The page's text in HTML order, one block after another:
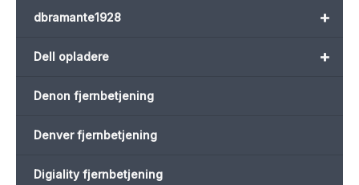
+
dbramante1928
+
Dell opladere
Denon fjernbetjening
Denver fjernbetjening
Digiality fjernbetjening